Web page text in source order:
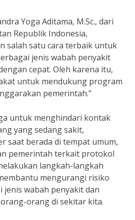
Yoga Aditama, M.Sc., dari
Republik Indonesia,
salah satu cara terbaik untuk
jenis wabah penyakit
cepat. Oleh karena itu,
untuk mendukung program
pemerintah.”
untuk menghindari kontak
yang sedang sakit,
saat berada di tempat umum,
pemerintah terkait protokol
langkah-langkah
mengurangi risiko
jenis wabah penyakit dan
orang di sekitar kita.